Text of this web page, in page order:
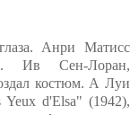
Анри Матисс
Ив Сен-Лоран,
костюм. А Луи
d'Elsa" (1942),